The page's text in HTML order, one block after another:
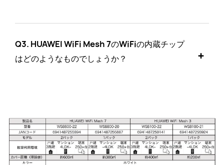
Q3. HUAWEI WiFi Mesh 7のWiFiの内蔵チップ
はどのようなものでしょうか？